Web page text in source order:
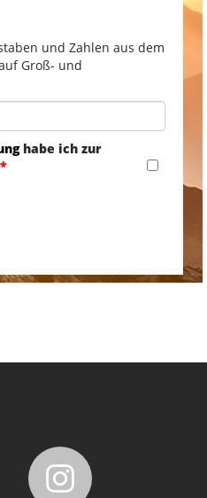
und Zahlen aus dem
Groß- und
habe ich zur